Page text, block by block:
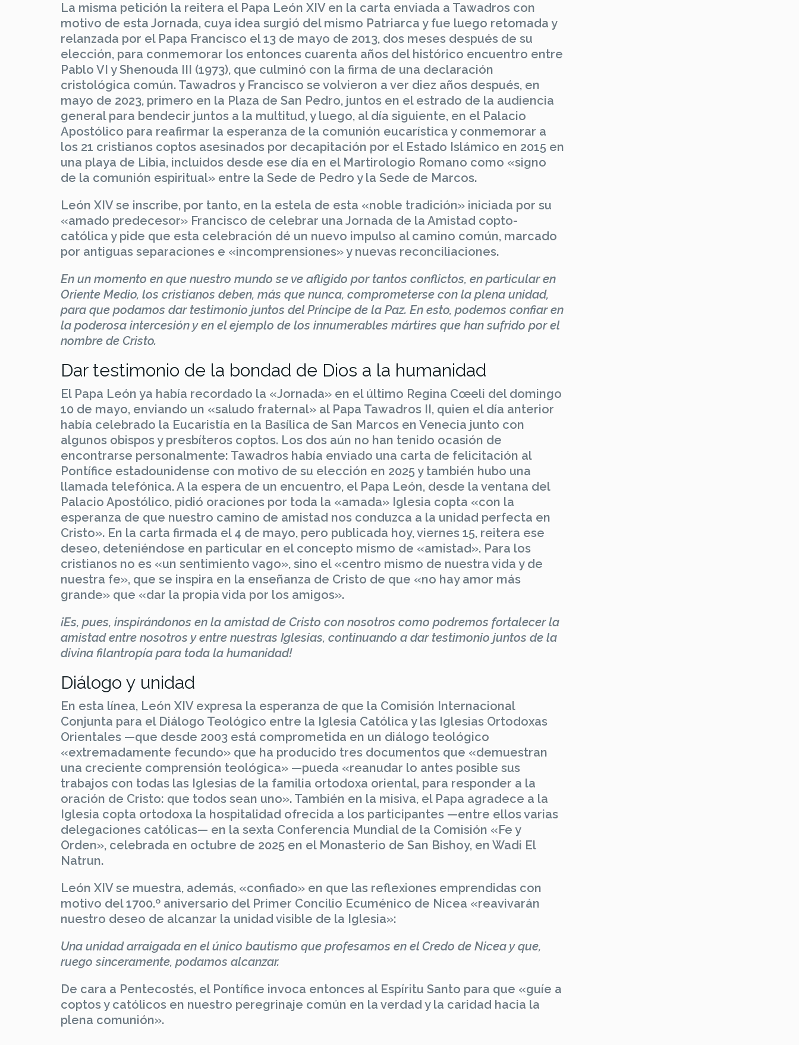
La misma petición la reitera el Papa León XIV en la carta enviada a Tawadros con
motivo de esta Jornada, cuya idea surgió del mismo Patriarca y fue luego retomada y
relanzada por el Papa Francisco el 13 de mayo de 2013, dos meses después de su
elección, para conmemorar los entonces cuarenta años del histórico encuentro entre
Pablo VI y Shenouda III (1973), que culminó con la firma de una declaración
cristológica común. Tawadros y Francisco se volvieron a ver diez años después, en
mayo de 2023, primero en la Plaza de San Pedro, juntos en el estrado de la audiencia
general para bendecir juntos a la multitud, y luego, al día siguiente, en el Palacio
Apostólico para reafirmar la esperanza de la comunión eucarística y conmemorar a
los 21 cristianos coptos asesinados por decapitación por el Estado Islámico en 2015 en
una playa de Libia, incluidos desde ese día en el Martirologio Romano como «signo
de la comunión espiritual» entre la Sede de Pedro y la Sede de Marcos.
León XIV se inscribe, por tanto, en la estela de esta «noble tradición» iniciada por su
«amado predecesor» Francisco de celebrar una Jornada de la Amistad copto-
católica y pide que esta celebración dé un nuevo impulso al camino común, marcado
por antiguas separaciones e «incomprensiones» y nuevas reconciliaciones.
En un momento en que nuestro mundo se ve afligido por tantos conflictos, en particular en
Oriente Medio, los cristianos deben, más que nunca, comprometerse con la plena unidad,
para que podamos dar testimonio juntos del Príncipe de la Paz. En esto, podemos confiar en
la poderosa intercesión y en el ejemplo de los innumerables mártires que han sufrido por el
nombre de Cristo.
Dar testimonio de la bondad de Dios a la humanidad
El Papa León ya había recordado la «Jornada» en el último Regina Cœeli del domingo
10 de mayo, enviando un «saludo fraternal» al Papa Tawadros II, quien el día anterior
había celebrado la Eucaristía en la Basílica de San Marcos en Venecia junto con
algunos obispos y presbíteros coptos. Los dos aún no han tenido ocasión de
encontrarse personalmente: Tawadros había enviado una carta de felicitación al
Pontífice estadounidense con motivo de su elección en 2025 y también hubo una
llamada telefónica. A la espera de un encuentro, el Papa León, desde la ventana del
Palacio Apostólico, pidió oraciones por toda la «amada» Iglesia copta «con la
esperanza de que nuestro camino de amistad nos conduzca a la unidad perfecta en
Cristo». En la carta firmada el 4 de mayo, pero publicada hoy, viernes 15, reitera ese
deseo, deteniéndose en particular en el concepto mismo de «amistad». Para los
cristianos no es «un sentimiento vago», sino el «centro mismo de nuestra vida y de
nuestra fe», que se inspira en la enseñanza de Cristo de que «no hay amor más
grande» que «dar la propia vida por los amigos».
¡Es, pues, inspirándonos en la amistad de Cristo con nosotros como podremos fortalecer la
amistad entre nosotros y entre nuestras Iglesias, continuando a dar testimonio juntos de la
divina filantropía para toda la humanidad!
Diálogo y unidad
En esta línea, León XIV expresa la esperanza de que la Comisión Internacional
Conjunta para el Diálogo Teológico entre la Iglesia Católica y las Iglesias Ortodoxas
Orientales —que desde 2003 está comprometida en un diálogo teológico
«extremadamente fecundo» que ha producido tres documentos que «demuestran
una creciente comprensión teológica» —pueda «reanudar lo antes posible sus
trabajos con todas las Iglesias de la familia ortodoxa oriental, para responder a la
oración de Cristo: que todos sean uno». También en la misiva, el Papa agradece a la
Iglesia copta ortodoxa la hospitalidad ofrecida a los participantes —entre ellos varias
delegaciones católicas— en la sexta Conferencia Mundial de la Comisión «Fe y
Orden», celebrada en octubre de 2025 en el Monasterio de San Bishoy, en Wadi El
Natrun.
León XIV se muestra, además, «confiado» en que las reflexiones emprendidas con
motivo del 1700.º aniversario del Primer Concilio Ecuménico de Nicea «reavivarán
nuestro deseo de alcanzar la unidad visible de la Iglesia»:
Una unidad arraigada en el único bautismo que profesamos en el Credo de Nicea y que,
ruego sinceramente, podamos alcanzar.
De cara a Pentecostés, el Pontífice invoca entonces al Espíritu Santo para que «guíe a
coptos y católicos en nuestro peregrinaje común en la verdad y la caridad hacia la
plena comunión».